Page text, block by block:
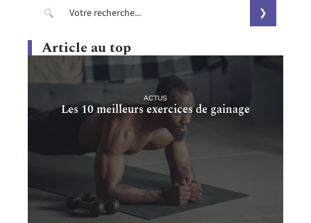
Article au top
ACTUS
Les 10 meilleurs exercices de gainage